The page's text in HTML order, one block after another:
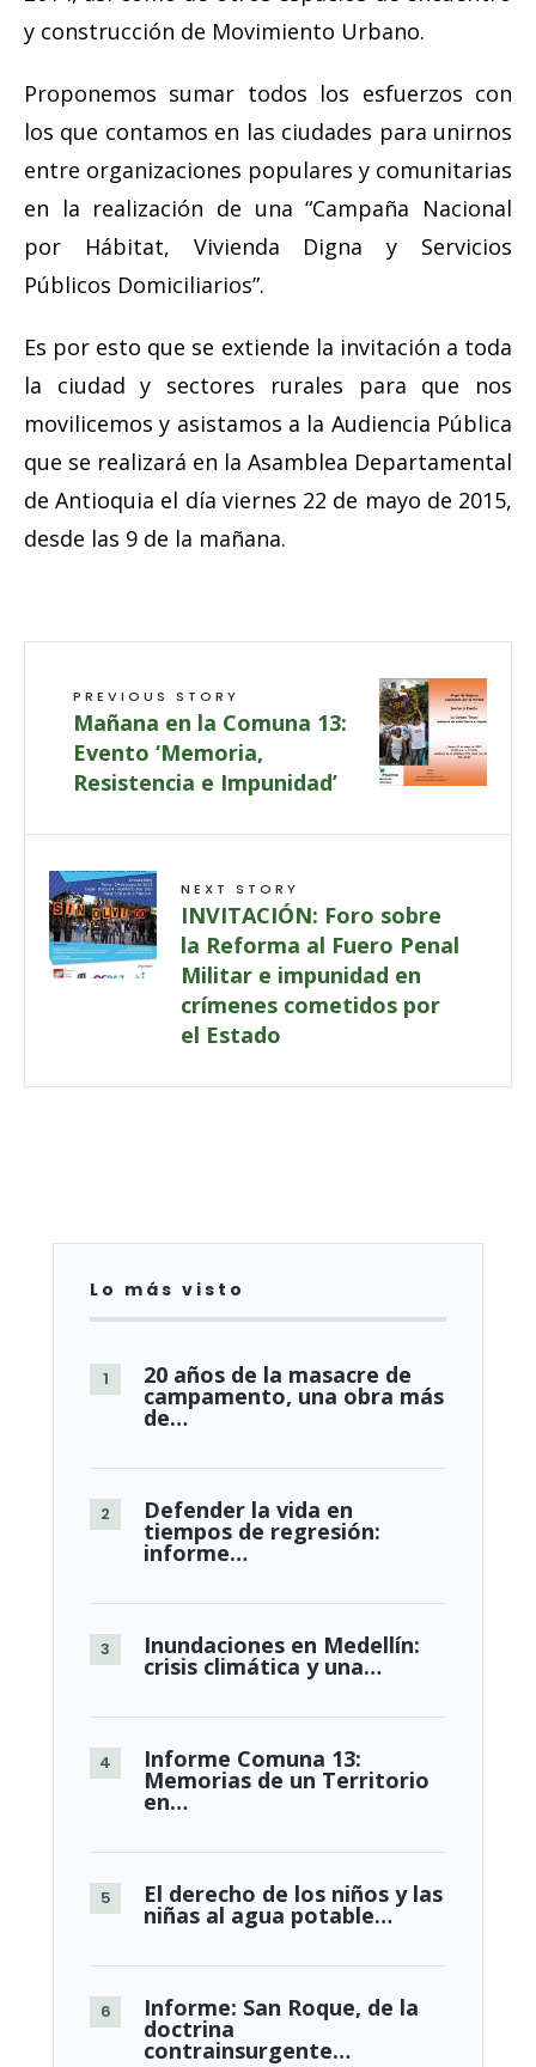
y construcción de Movimiento Urbano.
Proponemos sumar todos los esfuerzos con
los que contamos en las ciudades para unirnos
entre organizaciones populares y comunitarias
en la realización de una “Campaña Nacional
por Hábitat, Vivienda Digna y Servicios
Públicos Domiciliarios”.
Es por esto que se extiende la invitación a toda
la ciudad y sectores rurales para que nos
movilicemos y asistamos a la Audiencia Pública
que se realizará en la Asamblea Departamental
de Antioquia el día viernes 22 de mayo de 2015,
desde las 9 de la mañana.
PREVIOUS STORY
Mañana en la Comuna 13:
Evento ‘Memoria,
Resistencia e Impunidad’
NEXT STORY
INVITACIÓN: Foro sobre
la Reforma al Fuero Penal
Militar e impunidad en
crímenes cometidos por
el Estado
Lo más visto
20 años de la masacre de
campamento, una obra más
de…
Defender la vida en
tiempos de regresión:
informe…
Inundaciones en Medellín:
crisis climática y una…
Informe Comuna 13:
Memorias de un Territorio
en…
El derecho de los niños y las
niñas al agua potable…
Informe: San Roque, de la
doctrina
contrainsurgente…